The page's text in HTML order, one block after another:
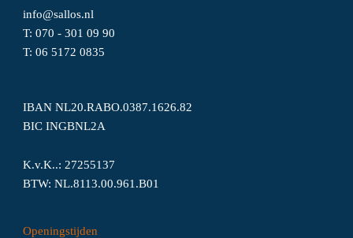
info@sallos.nl
T:070 - 301 09 90
T:0651720835
IBAN NL20.RABO.0387.1626.82
BIC INGBNL2A
K.v.K..: 27255137
BTW: NL.8113.00.961.B01
Openingstijden